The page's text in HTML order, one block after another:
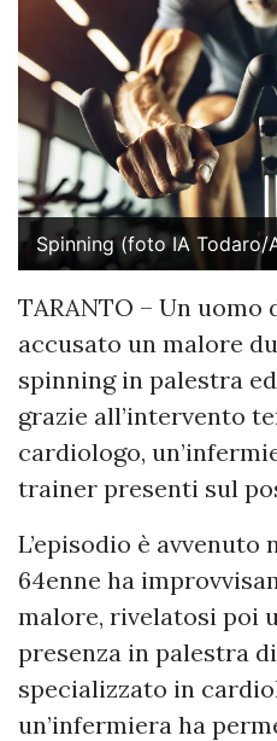
Spinning (foto IA Todaro/
TARANTO – Un uomo
accusato un malore
spinning in palestra
grazie all’intervento
cardiologo,
trainer presenti sul
L’episodio è
64enne ha
malore, rivelatosi poi
presenza in palestra
specializzato in
un’infermiera ha